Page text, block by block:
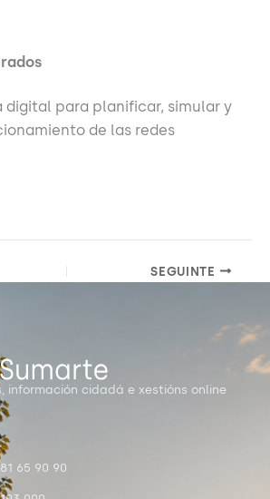
digital para planificar, simular y
de las redes
SEGUINTE
información cidadá e xestións online
65 90 90